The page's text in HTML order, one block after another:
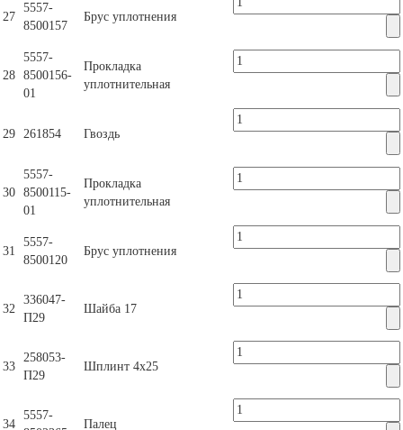
27
5557-
8500157
Брус уплотнения
28
5557-
8500156-
01
Прокладка
уплотнительная
29 261854 Гвоздь
30
5557-
8500115-
01
Прокладка
уплотнительная
31
5557-
8500120
Брус уплотнения
32
336047-
П29
Шайба 17
33
258053-
П29
Шплинт 4х25
34
5557-
Палец